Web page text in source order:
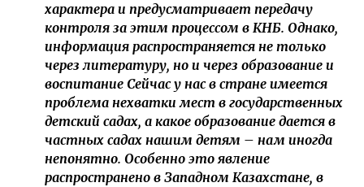
характера и предусматривает передачу
контроля за этим процессом в КНБ. Однако,
информация распространяется не только
через литературу, но и через образование и
воспитание Сейчас у нас в стране имеется
проблема нехватки мест в государственных
детский садах, а какое образование дается в
частных садах нашим детям – нам иногда
непонятно. Особенно это явление
распространено в Западном Казахстане, в